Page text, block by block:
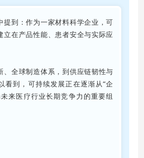
提到：作为一家材料科学企业，可
立在产品性能、患者安全与实际应
、全球制造体系，到供应链韧性与
看到，可持续发展正在逐渐从“企
来医疗行业长期竞争力的重要组